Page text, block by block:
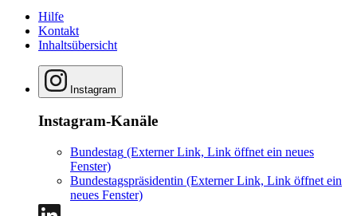
Hilfe
Kontakt
Inhaltsübersicht
Instagram
Instagram-Kanäle
Bundestag (Externer Link, Link öffnet ein neues
Fenster)
Bundestagspräsidentin (Externer Link, Link öffnet ein
neues Fenster)